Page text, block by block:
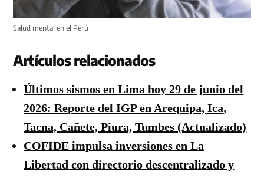
Salud mental en el Perú
Artículos relacionados
Últimos sismos en Lima hoy 29 de junio del
2026: Reporte del IGP en Arequipa, Ica,
Tacna, Cañete, Piura, Tumbes (Actualizado)
COFIDE impulsa inversiones en La
Libertad con directorio descentralizado y